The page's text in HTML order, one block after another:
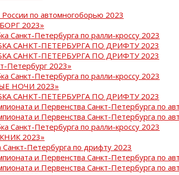
по автомногоборью 2023
2023»
Санкт-Петербурга по ралли-кроссу 2023
САНКТ-ПЕТЕРБУРГА ПО ДРИФТУ 2023
САНКТ-ПЕТЕРБУРГА ПО ДРИФТУ 2023
Петербург 2023»
Санкт-Петербурга по ралли-кроссу 2023
НОЧИ 2023»
САНКТ-ПЕТЕРБУРГА ПО ДРИФТУ 2023
и Первенства Санкт-Петербурга по
и Первенства Санкт-Петербурга по
Санкт-Петербурга по ралли-кроссу 2023
2023»
Санкт-Петербурга по дрифту 2023
и Первенства Санкт-Петербурга по
и Первенства Санкт-Петербурга по